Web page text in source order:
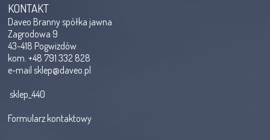
KONTAKT
Daveo Branny spółka jawna
Zagrodowa 9
43-418 Pogwizdów
kom. +48 791 332 828
e-mailsklep@daveo.pl
sklep_440
Formularz kontaktowy